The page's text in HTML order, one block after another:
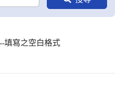
填寫之空白格式